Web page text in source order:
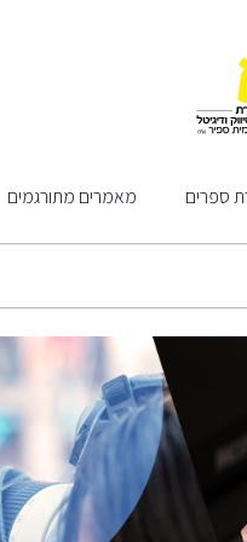
ספרים מאמרים מתורגמים